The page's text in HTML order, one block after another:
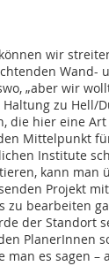
wir
Wand-
„aber wir
Haltung zu Hell/
die hier eine
Mittelpunkt
Institute
kann man
Projekt
zu bearbeiten
der Standort
PlanerInnen
man es sagen